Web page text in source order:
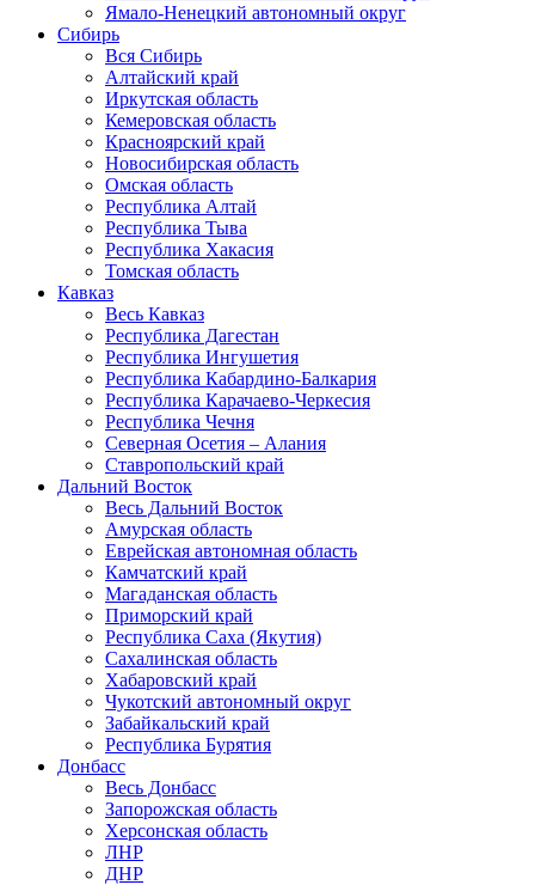
Ямало-Ненецкий автономный округ
Сибирь
Вся Сибирь
Алтайский край
Иркутская область
Кемеровская область
Красноярский край
Новосибирская область
Омская область
Республика Алтай
Республика Тыва
Республика Хакасия
Томская область
Кавказ
Весь Кавказ
Республика Дагестан
Республика Ингушетия
Республика Кабардино-Балкария
Республика Карачаево-Черкесия
Республика Чечня
Северная Осетия – Алания
Ставропольский край
Дальний Восток
Весь Дальний Восток
Амурская область
Еврейская автономная область
Камчатский край
Магаданская область
Приморский край
Республика Саха (Якутия)
Сахалинская область
Хабаровский край
Чукотский автономный округ
Забайкальский край
Республика Бурятия
Донбасс
Весь Донбасс
Запорожская область
Херсонская область
ЛНР
ДНР